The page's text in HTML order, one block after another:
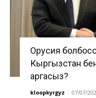
Орусия
Кыргызстан
аргасыз?
kloopkyrgyz - 07/07/